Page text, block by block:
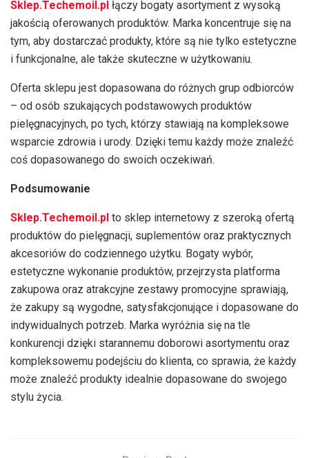
Sklep.Techemoil.pl łączy bogaty asortyment z wysoką
jakością oferowanych produktów. Marka koncentruje się na
tym, aby dostarczać produkty, które są nie tylko estetyczne
i funkcjonalne, ale także skuteczne w użytkowaniu.
Oferta sklepu jest dopasowana do różnych grup odbiorców
– od osób szukających podstawowych produktów
pielęgnacyjnych, po tych, którzy stawiają na kompleksowe
wsparcie zdrowia i urody. Dzięki temu każdy może znaleźć
coś dopasowanego do swoich oczekiwań.
Podsumowanie
Sklep.Techemoil.pl to sklep internetowy z szeroką ofertą
produktów do pielęgnacji, suplementów oraz praktycznych
akcesoriów do codziennego użytku. Bogaty wybór,
estetyczne wykonanie produktów, przejrzysta platforma
zakupowa oraz atrakcyjne zestawy promocyjne sprawiają,
że zakupy są wygodne, satysfakcjonujące i dopasowane do
indywidualnych potrzeb. Marka wyróżnia się na tle
konkurencji dzięki starannemu doborowi asortymentu oraz
kompleksowemu podejściu do klienta, co sprawia, że każdy
może znaleźć produkty idealnie dopasowane do swojego
stylu życia.